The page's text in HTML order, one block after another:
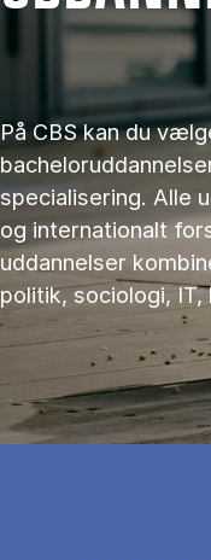
På CBS kan du
specialisering. Alle
og internationalt
uddannelser
politik, sociologi, IT,